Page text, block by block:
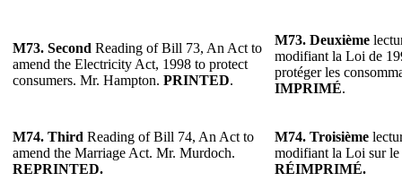
M73. Second Reading of Bill 73, An Act to
amend the Electricity Act, 1998 to protect
consumers. Mr. Hampton. PRINTED.
M73. Deuxième
modifiant la Loi de
protéger les
IMPRIMÉ.
M74. Third Reading of Bill 74, An Act to
amend the Marriage Act. Mr. Murdoch.
REPRINTED.
M74. Troisième
modifiant la Loi sur
RÉIMPRIMÉ.